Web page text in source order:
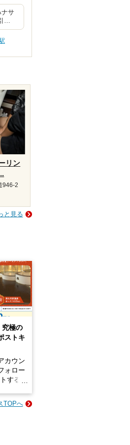
サ
…
リン
946-2
と見る
究極の
ストキ
カウン
ォロー
する
トい
TOPへ